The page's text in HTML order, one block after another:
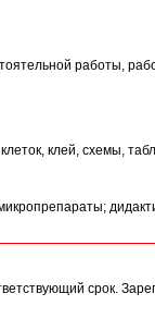
работы,
клей, схемы,
срок.